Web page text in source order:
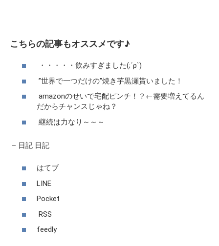
こちらの記事もオススメです♪
・・・・・飲みすぎました(;´ρ`)
”世界で一つだけの”焼き芋黒瀬貰いました！
amazonのせいで宅配ピンチ！？←需要増えてるん
だからチャンスじゃね？
継続は力なり～～～
– 日記 日記
はてブ
LINE
Pocket
RSS
feedly